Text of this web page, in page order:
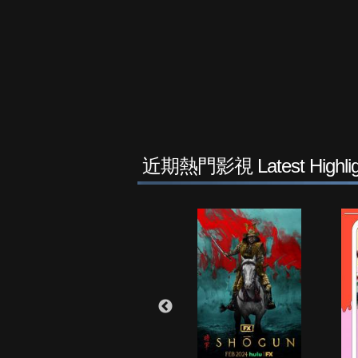
近期熱門影視 Latest